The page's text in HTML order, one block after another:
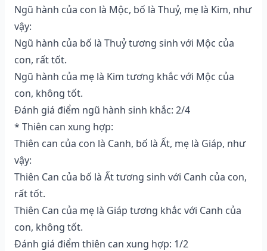
Ngũ hành của con là Mộc, bố là Thuỷ, mẹ là Kim, như
vậy:
Ngũ hành của bố là Thuỷ tương sinh với Mộc của
con, rất tốt.
Ngũ hành của mẹ là Kim tương khắc với Mộc của
con, không tốt.
Đánh giá điểm ngũ hành sinh khắc: 2/4
* Thiên can xung hợp:
Thiên can của con là Canh, bố là Ất, mẹ là Giáp, như
vậy:
Thiên Can của bố là Ất tương sinh với Canh của con,
rất tốt.
Thiên Can của mẹ là Giáp tương khắc với Canh của
con, không tốt.
Đánh giá điểm thiên can xung hợp: 1/2